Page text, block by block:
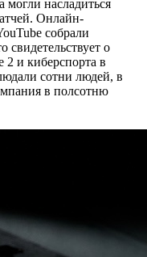
могли насладиться
Онлайн-
собрали
свидетельствует о
2 и киберспорта в
сотни людей, в
в полсотню